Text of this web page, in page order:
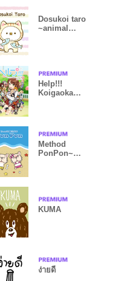
Dosukoi taro
~animal
Help!!!
Koigaoka
Method
PonPon~
KUMA
ง่ายดี